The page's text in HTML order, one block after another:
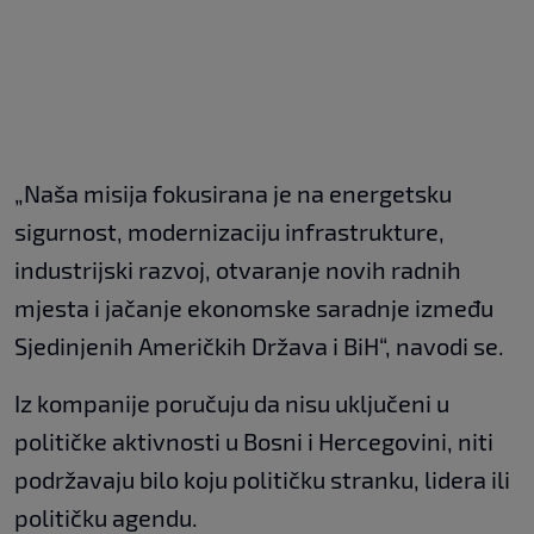
„Naša misija fokusirana je na energetsku
sigurnost, modernizaciju infrastrukture,
industrijski razvoj, otvaranje novih radnih
mjesta i jačanje ekonomske saradnje između
Sjedinjenih Američkih Država i BiH“, navodi se.
Iz kompanije poručuju da nisu uključeni u
političke aktivnosti u Bosni i Hercegovini, niti
podržavaju bilo koju političku stranku, lidera ili
političku agendu.